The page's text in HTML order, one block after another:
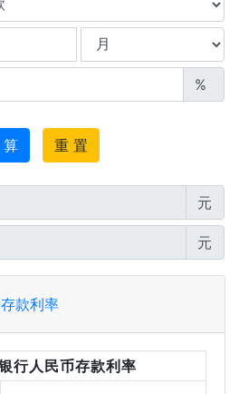
%
算 重 置
元
元
款利率
行人民币存款利率